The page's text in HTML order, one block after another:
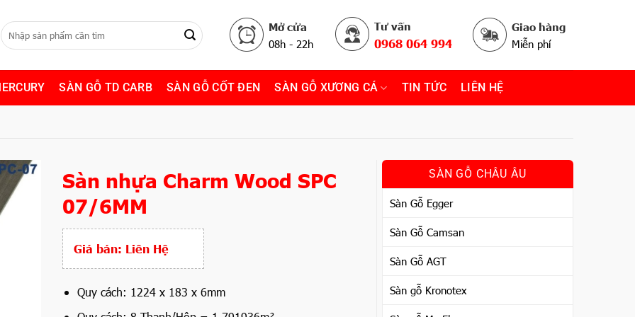
Mở cửa
08h - 22h
Tư vấn
0968 064 994
Giao hàng
Miễn phí
SÀN GỖ TD CARB SÀN GỖ CỐT ĐEN SÀN GỖ XƯƠNG CÁ TIN TỨC LIÊN HỆ
SÀN GỖ CHÂU ÂU
Sàn Gỗ Egger
Sàn Gỗ Camsan
Sàn Gỗ AGT
Sàn gỗ Kronotex
Sàn nhựa Charm Wood SPC
07/6MM
Giá bán: Liên Hệ
Quy cách: 1224 x 183 x 6mm